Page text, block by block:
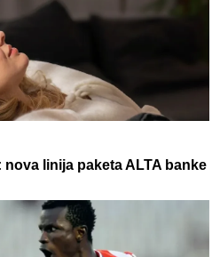
linija paketa ALTA banke